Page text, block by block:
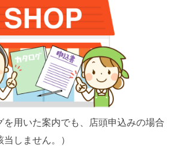
用いた案内でも、店頭申込みの場合
しません。）